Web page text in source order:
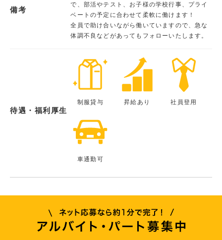
備考
で、部活やテスト、お子様の学校行事、プライ
ベートの予定に合わせて柔軟に働けます！
全員で助け合いながら働いていますので、急な
体調不良などがあってもフォローいたします。
待遇・福利厚生
制服貸与 昇給あり 社員登用
車通勤可